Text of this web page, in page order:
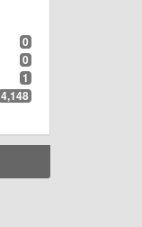
0
0
1
4,148